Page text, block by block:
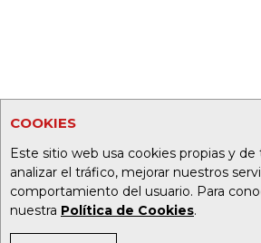
COOKIES
Este sitio web usa cookies propias y de
analizar el tráfico, mejorar nuestros
comportamiento del usuario. Para
nuestra Política de Cookies.